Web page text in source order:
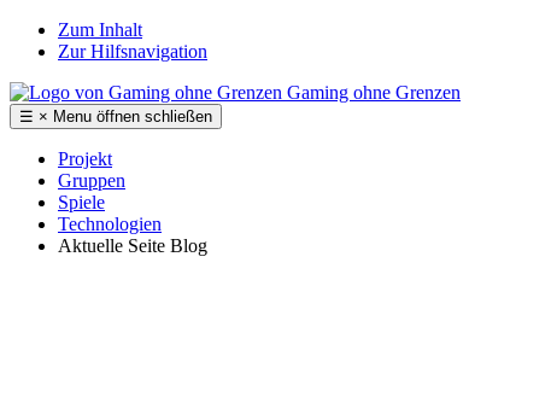
Zum Inhalt
Zur Hilfsnavigation
Gaming ohne Grenzen
☰ × Menu öffnen schließen
Projekt
Gruppen
Spiele
Technologien
Aktuelle Seite Blog